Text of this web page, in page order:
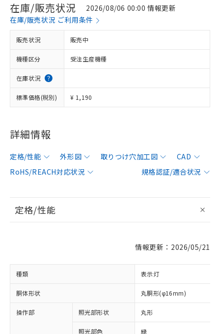
在庫/販売状況
2026/08/06 00:00 情報更新
在庫/販売状況 ご利用条件
販売状況 販売中
機種区分 受注生産機種
在庫状況
標準価格(税別) ¥ 1,190
詳細情報
定格/性能 外形図 取りつけ穴加工図
CAD
RoHS/REACH対応状況
規格認証/適合状況
定格/性能
情報更新：2026/05/21
種類 表示灯
胴体形状 丸胴形(φ16mm)
操作部 照光部形状 丸形
照光部色 緑